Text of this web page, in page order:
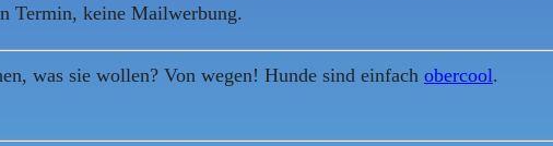
Termin, keine Mailwerbung.
was sie wollen? Von wegen! Hunde sind einfach obercool.